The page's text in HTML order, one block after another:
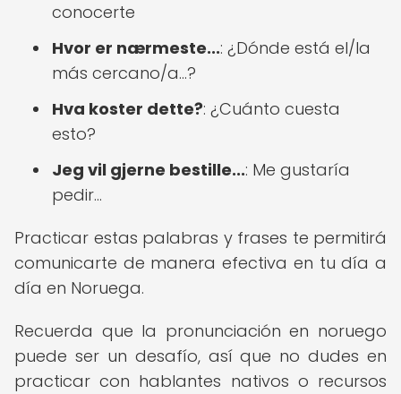
conocerte
Hvor er nærmeste...: ¿Dónde está el/la
más cercano/a...?
Hva koster dette?: ¿Cuánto cuesta
esto?
Jeg vil gjerne bestille...: Me gustaría
pedir...
Practicar estas palabras y frases te permitirá
comunicarte de manera efectiva en tu día a
día en Noruega.
Recuerda que la pronunciación en noruego
puede ser un desafío, así que no dudes en
practicar con hablantes nativos o recursos